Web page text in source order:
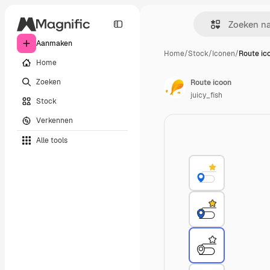
Aanmaken
Home
Zoeken
Stock
Verkennen
Alle tools
Home/Stock/Iconen/Route
Route icoon
juicy_fish